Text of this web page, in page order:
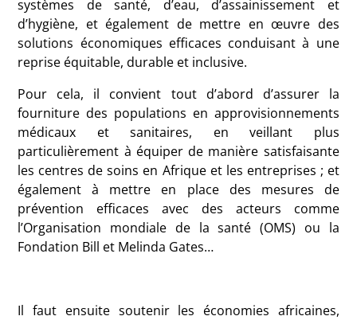
systèmes de santé, d’eau, d’assainissement et
d’hygiène, et également de mettre en œuvre des
solutions économiques efficaces conduisant à une
reprise équitable, durable et inclusive.
Pour cela, il convient tout d’abord d’assurer la
fourniture des populations en approvisionnements
médicaux et sanitaires, en veillant plus
particulièrement à équiper de manière satisfaisante
les centres de soins en Afrique et les entreprises ; et
également à mettre en place des mesures de
prévention efficaces avec des acteurs comme
l’Organisation mondiale de la santé (OMS) ou la
Fondation Bill et Melinda Gates…
Il faut ensuite soutenir les économies africaines,